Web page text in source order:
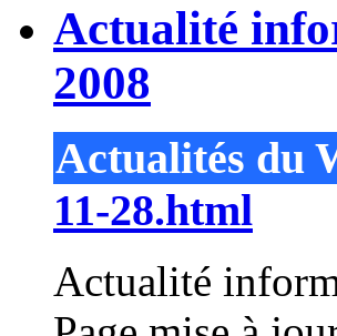
Actualité
2008
Actualités du
11-28.html
Actualité